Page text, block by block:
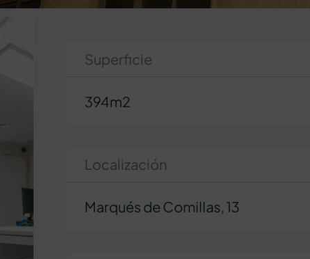
Superficie
394m2
Localización
Marqués de Comillas, 13